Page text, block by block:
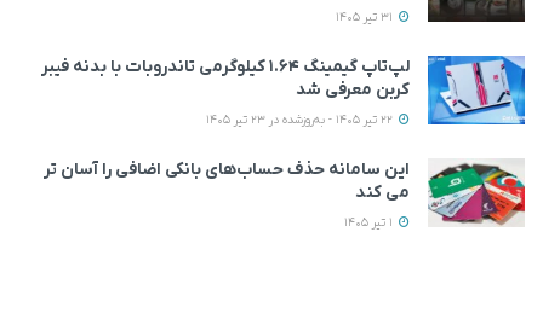
لپ‌تاپ گیمینگ ۱.۶۴ کیلوگرمی تاندروبات با بدنه فیبر
کربن معرفی شد
این سامانه حذف حساب‌های بانکی اضافی را آسان تر
می کند